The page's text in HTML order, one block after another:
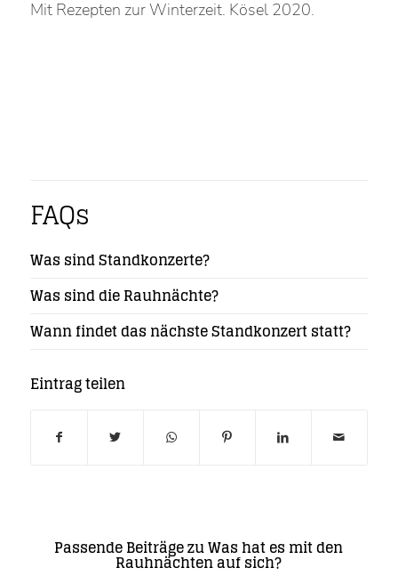
Mit Rezepten zur Winterzeit. Kösel 2020.
FAQs
Was sind Standkonzerte?
Was sind die Rauhnächte?
Wann findet das nächste Standkonzert statt?
Eintrag teilen
Passende Beiträge zu Was hat es mit den
Rauhnächten auf sich?